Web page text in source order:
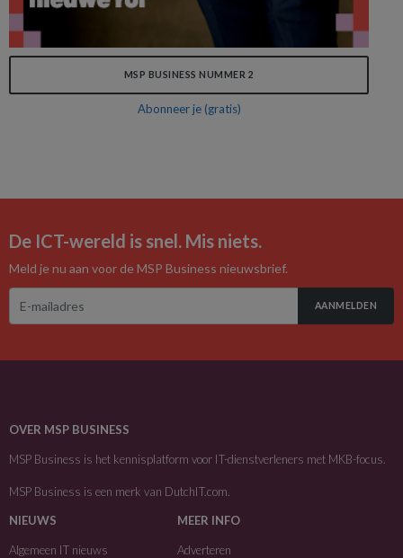
MSP BUSINESS NUMMER 2
Abonneer je (gratis)
De ICT-wereld is snel. Mis niets.
Meld je nu aan voor de MSP Business nieuwsbrief.
AANMELDEN
OVER MSP BUSINESS
MSP Business is het kennisplatform voor IT-dienstverleners met MKB-focus.
MSP Business is een merk van DutchIT.com.
NIEUWS
Algemeen IT nieuws
MEER INFO
Adverteren